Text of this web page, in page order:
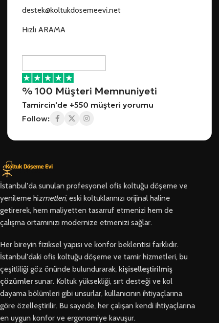
destek@koltukdosemeevi.net
Hızlı ARAMA
% 100 Müşteri Memnuniyeti
Tamircin'de +550 müşteri yorumu
Follow:
İstanbul'da sunulan profesyonel ofis koltuğu döşeme ve
yenileme hizmetleri, eski koltuklarınızı orijinal haline
getirerek, hem maliyetten tasarruf etmenizi hem de
çalışma ortamınızı modernize etmenizi sağlar.
Her bireyin fiziksel yapısı ve konfor beklentisi farklıdır.
İstanbul'daki ofis koltuğu döşeme ve tamir hizmetleri, bu
çeşitliliği göz önünde bulundurarak, kişiselleştirilmiş
çözümlersunar. Koltuk yüksekliği, sırt desteği ve kol
dayama bölümleri gibi unsurlar, kullanıcının ihtiyaçlarına
göre özelleştirilir. Bu sayede, her çalışan kendi ihtiyaçlarına
en uygun konfor ve ergonomiye kavuşur.